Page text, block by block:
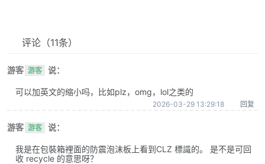
评论 （11条）
游客 游客 说：
可以加英文的缩小吗，比如plz，omg，lol之类的
2026-03-29 13:29:18 回复
游客 游客 说：
我是在包裝箱裡面的防震泡沫板上看到CLZ 標識的。 是不是可回
收 recycle 的意思呀？